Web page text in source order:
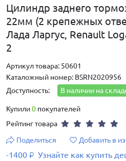
Цилиндр заднего
22мм (2 крепежных
Лада Ларгус, Renault
2
Артикул товара: 50601
Каталожный номер: BSRN2020956
Доступность:
В наличии на
Купили0 покупателей
Рейтинг товара
Поделиться
Добавить в
-1400 ₽ Узнайте как купить